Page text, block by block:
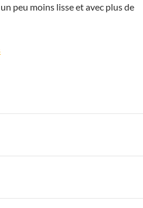
peu moins lisse et avec plus de